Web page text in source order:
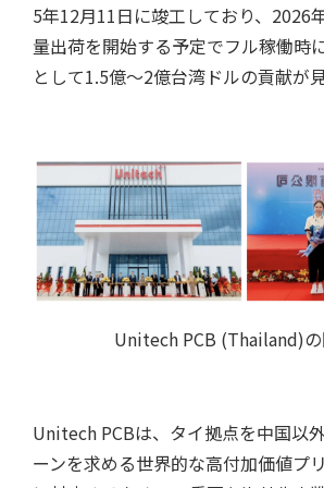
ツール/設備
5年12月11日に竣工しており、2026
量出荷を開始する予定でフル稼働時
として1.5億〜2億台湾ドルの貢献が
Unitech PCB (Thailand)
Unitech PCBは、タイ拠点を中国以
ーンを求める世界的な高付加価値プ